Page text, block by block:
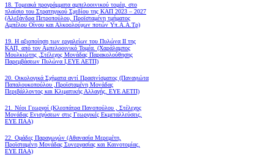
18. Tομεακά προγράμματα αμπελοοινικού τομέα, στο
πλαίσιο του Στρατηγικού Σχεδίου της ΚΑΠ 2023 – 2027
(Αλεξάνδρα Πετροπούλου, Προϊσταμένη τμήματος
Αμπέλου Οίνου και Αλκοολούχων ποτών Υπ.Α.Α.Τρ)
19. Η αξιοποίηση των εργαλείων του Πυλώνα ΙΙ της
ΚΑΠ, από τον Αμπελοοινικό Τομέα. (Χαράλαμπος
Μουλκιώτης ,Στέλεχος Μονάδας Παρακολούθησης
Παρεμβάσεων Πυλώνα Ι,ΕΥΕ ΑΕΤΠ)
20. Οικολογικά Σχήματα αντί Πρασινίσματος (Παναγιώτα
Παπαλουκοπούλου ,Προϊσταμένη Μονάδας
Περιβάλλοντος και Κλιματικής Αλλαγής, ΕΥΕ ΑΕΤΠ)
21. Νέοι Γεωργοί (Κλεοπάτρα Πανοπούλου , Στέλεχος
Μονάδας Ενισχύσεων στις Γεωργικές Εκμεταλλεύσεις,
ΕΥΕ ΠΑΑ)
22. Ομάδες Παραγωγών (Αθανασία Μερεμέτη,
Προϊσταμένη Μονάδας Συνεργασίας και Καινοτομίας,
ΕΥΕ ΠΑΑ)